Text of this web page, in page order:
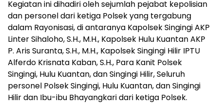
Kegiatan ini dihadiri oleh sejumlah pejabat kepolisian
dan personel dari ketiga Polsek yang tergabung
dalam Rayonisasi, di antaranya Kapolsek Singingi AKP
Linter Sihaloho, S.H., M.H., Kapolsek Hulu Kuantan AKP
P. Aris Suranta, S.H., M.H., Kapolsek Singingi Hilir IPTU
Alferdo Krisnata Kaban, S.H., Para Kanit Polsek
Singingi, Hulu Kuantan, dan Singingi Hilir, Seluruh
personel Polsek Singingi, Hulu Kuantan, dan Singingi
Hilir dan Ibu-ibu Bhayangkari dari ketiga Polsek.